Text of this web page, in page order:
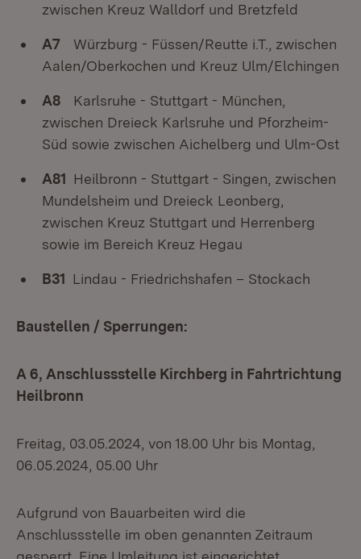
zwischen Kreuz Walldorf und Bretzfeld
A7 Würzburg - Füssen/Reutte i.T., zwischen
Aalen/Oberkochen und Kreuz Ulm/Elchingen
A8 Karlsruhe - Stuttgart - München,
zwischen Dreieck Karlsruhe und Pforzheim-
Süd sowie zwischen Aichelberg und Ulm-Ost
A81 Heilbronn - Stuttgart - Singen, zwischen
Mundelsheim und Dreieck Leonberg,
zwischen Kreuz Stuttgart und Herrenberg
sowie im Bereich Kreuz Hegau
B31 Lindau - Friedrichshafen – Stockach
Baustellen / Sperrungen:
A 6, Anschlussstelle Kirchberg in Fahrtrichtung
Heilbronn
Freitag, 03.05.2024, von 18.00 Uhr bis Montag,
06.05.2024, 05.00 Uhr
Aufgrund von Bauarbeiten wird die
Anschlussstelle im oben genannten Zeitraum